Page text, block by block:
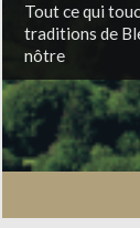
Tout ce qui
traditions de
nôtre